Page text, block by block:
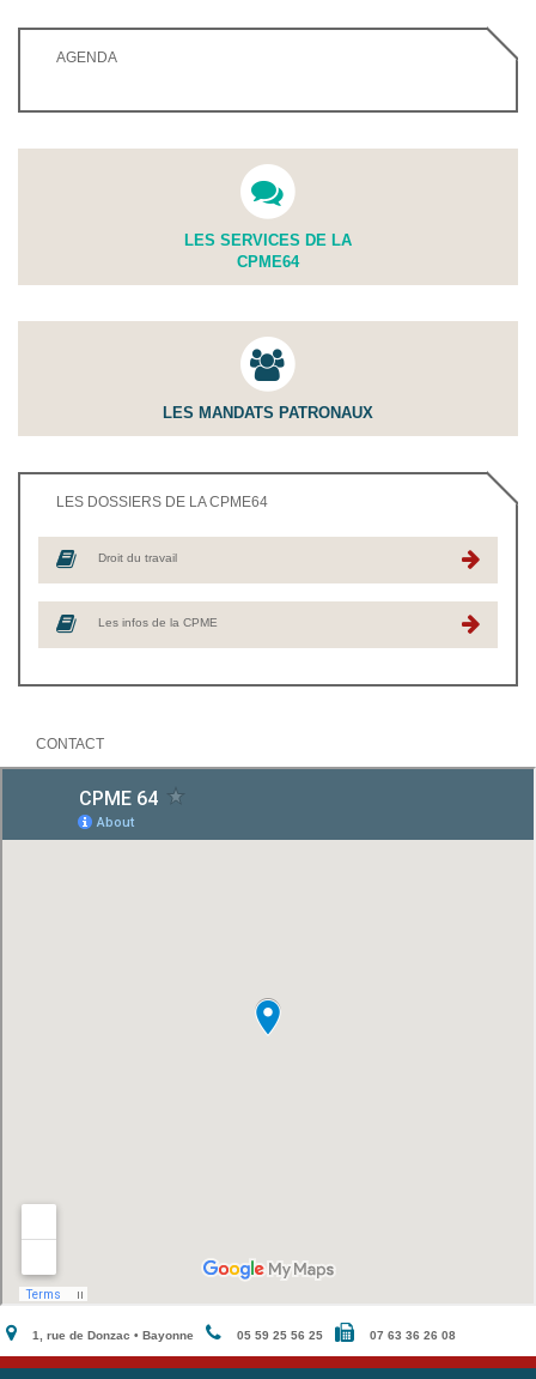
AGENDA
LES SERVICES DE LA
CPME64
LES MANDATS PATRONAUX
LES DOSSIERS DE LA CPME64
Droit du travail
Les infos de la CPME
CONTACT
1, rue de Donzac • Bayonne 05 59 25 56 25 07 63 36 26 08